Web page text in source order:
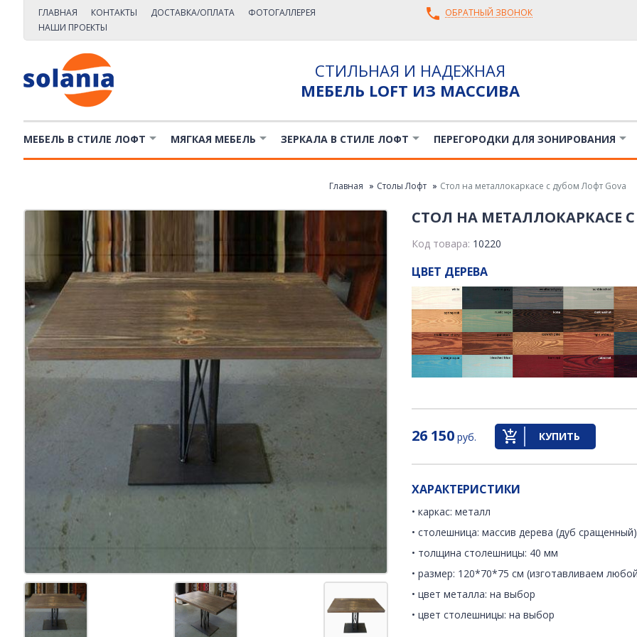
ГЛАВНАЯ КОНТАКТЫ ДОСТАВКА/ОПЛАТА
ФОТОГАЛЛЕРЕЯ
НАШИ ПРОЕКТЫ
ОБРАТНЫЙ ЗВОНОК
СТИЛЬНАЯ И НАДЕЖНАЯ
МЕБЕЛЬ LOFT ИЗ МАССИВА
МЕБЕЛЬ В СТИЛЕ ЛОФТ МЯГКАЯ МЕБЕЛЬ ЗЕРКАЛА В СТИЛЕ ЛОФТ ПЕРЕГОРОДКИ ДЛЯ ЗОНИРОВАНИЯ
Главная Столы Лофт Стол на металлокаркасе с дубом Лофт Gova
СТОЛ НА МЕТАЛЛОКАРКАСЕ
Код товара: 10220
ЦВЕТ ДЕРЕВА
26 150 руб. КУПИТЬ
ХАРАКТЕРИСТИКИ
• каркас: металл
• столешница: массив дерева (дуб сращенный)
• толщина столешницы: 40 мм
• размер: 120*70*75 см (изготавливаем
• цвет металла: на выбор
• цвет столешницы: на выбор